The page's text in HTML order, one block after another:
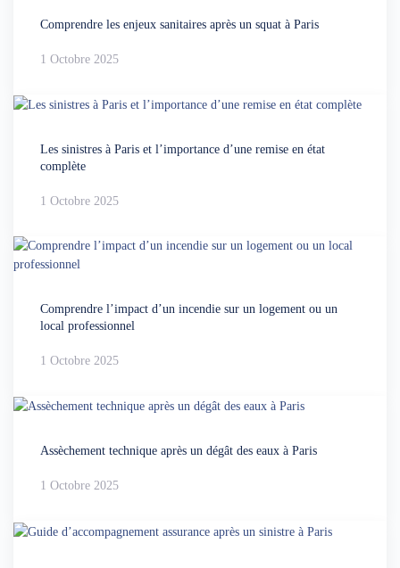
Comprendre les enjeux sanitaires après un squat à Paris
1 Octobre 2025
Les sinistres à Paris et l’importance d’une remise en état
complète
1 Octobre 2025
Comprendre l’impact d’un incendie sur un logement ou un
local professionnel
1 Octobre 2025
Assèchement technique après un dégât des eaux à Paris
1 Octobre 2025